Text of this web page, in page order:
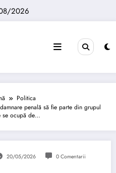
2026
Politica
penală să fie parte din grupul
se ocupă de…
20/05/2026 0 Comentarii